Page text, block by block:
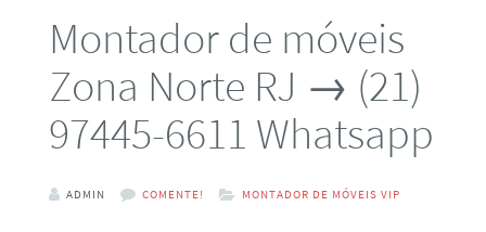
Montador de móveis
Zona Norte RJ → (21)
97445-6611 Whatsapp
ADMIN COMENTE! MONTADOR DE MÓVEIS VIP